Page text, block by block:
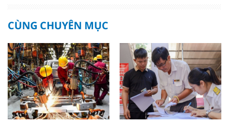
CÙNG CHUYÊN MỤC